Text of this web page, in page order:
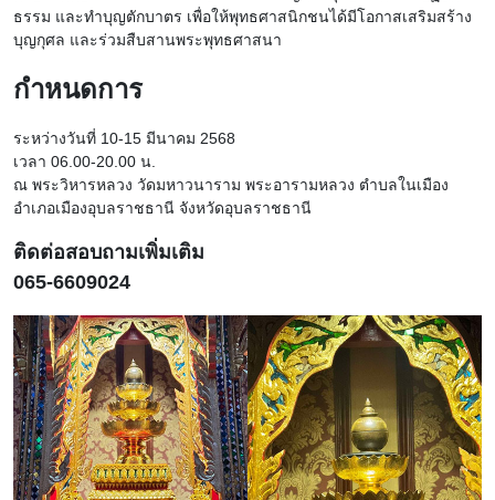
ธรรม และทำบุญตักบาตร เพื่อให้พุทธศาสนิกชนได้มีโอกาสเสริมสร้าง
บุญกุศล และร่วมสืบสานพระพุทธศาสนา
กำหนดการ
ระหว่างวันที่ 10-15 มีนาคม 2568
เวลา 06.00-20.00 น.
ณ พระวิหารหลวง วัดมหาวนาราม พระอารามหลวง ตำบลในเมือง
อำเภอเมืองอุบลราชธานี จังหวัดอุบลราชธานี
ติดต่อสอบถามเพิ่มเติม
065-6609024